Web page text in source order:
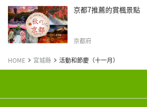
京都7推薦的賞楓景點
京都府
HOME 宮城縣 活動和節慶（十一月）